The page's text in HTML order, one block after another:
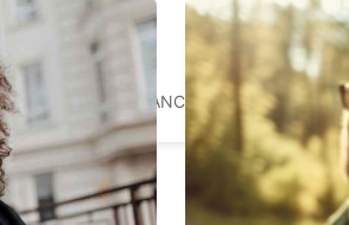
ALBI
PUYGONZON - FRANCE